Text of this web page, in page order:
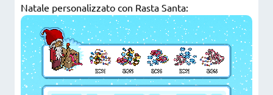
Natale personalizzato con Rasta Santa: